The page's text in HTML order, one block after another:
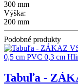
300 mm
Výška:
200 mm
Podobné produkty
0,5 cm PVC 0,3 cm
Tabuľa -